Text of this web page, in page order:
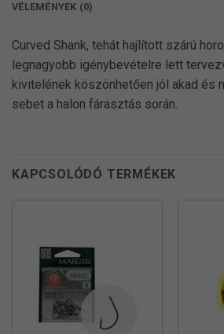
VÉLEMÉNYEK (0)
Curved Shank, tehát hajlított szárú
legnagyobb igénybevételre lett
kivitelének köszönhetően jól akad és
sebet a halon fárasztás során.
KAPCSOLÓDÓ TERMÉKEK